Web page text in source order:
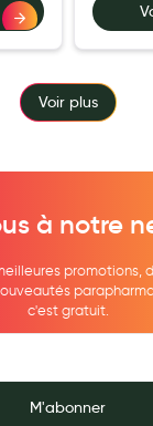
Voir plus
à notre
promotions,
c'est gratuit.
M'abonner